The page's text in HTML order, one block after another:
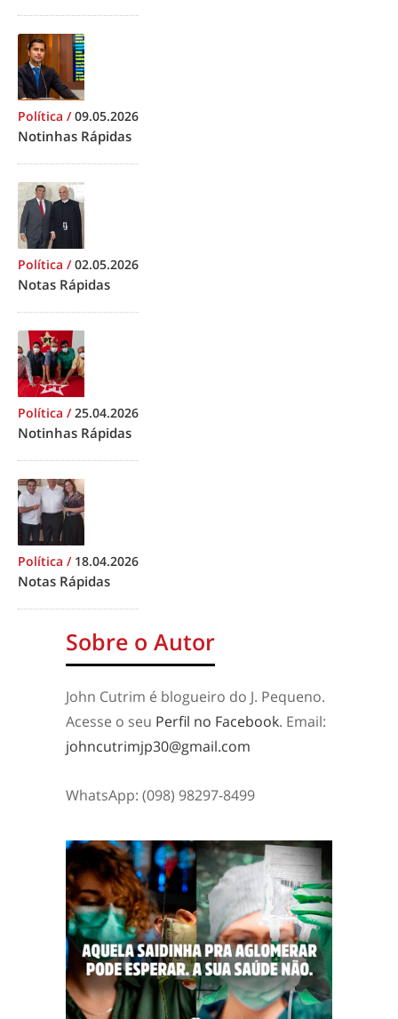
Política /09.05.2026
Notinhas Rápidas
Política /02.05.2026
Notas Rápidas
Política /25.04.2026
Notinhas Rápidas
Política / 18.04.2026
Notas Rápidas
Sobre o Autor
John Cutrim é blogueiro do J. Pequeno.
Acesse o seu Perfil no Facebook. Email:
johncutrimjp30@gmail.com
WhatsApp: (098) 98297-8499